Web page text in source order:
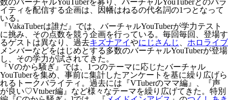
数のバーチャルYouTuberを募り、バーチャルYouTuberとのバラ
イティを配信する企画は、因幡はねるの代名詞の1つとなって
いる。
『VakaTuberは誰だ』では、バーチャルYouTuberが学力テスト
に挑み、その点数を競う企画を行っている。毎回毎回、登場す
るゲストは異なり、過去キズナアイやにじさんじ 、 ホロライブ
メンバーなどをはじめとする多数のバーチャルYouTuberが登場
し、その学力が試されてきた。
『Vのから騒ぎ』では、1つのテーマに応じたバーチャル
YouTuberを集め、事前に集計したアンケートを基に繰り広げら
れるトークバライティ。過去には『VTuberのママ編』、『声
が良い♡Vtuber編』など様々なテーマを繰り広げてきた。特別